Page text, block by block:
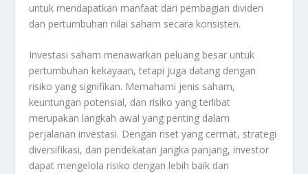
untuk mendapatkan manfaat dari pembagian dividen
dan pertumbuhan nilai saham secara konsisten.
Investasi saham menawarkan peluang besar untuk
pertumbuhan kekayaan, tetapi juga datang dengan
risiko yang signifikan. Memahami jenis saham,
keuntungan potensial, dan risiko yang terlibat
merupakan langkah awal yang penting dalam
perjalanan investasi. Dengan riset yang cermat, strategi
diversifikasi, dan pendekatan jangka panjang, investor
dapat mengelola risiko dengan lebih baik dan